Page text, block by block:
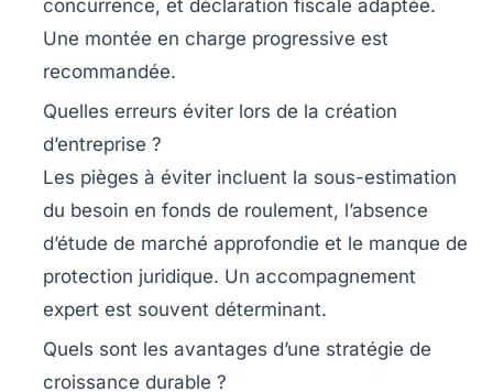
concurrence, et déclaration fiscale adaptée.
Une montée en charge progressive est
recommandée.
Quelles erreurs éviter lors de la création
d’entreprise ?
Les pièges à éviter incluent la sous-estimation
du besoin en fonds de roulement, l’absence
d’étude de marché approfondie et le manque de
protection juridique. Un accompagnement
expert est souvent déterminant.
Quels sont les avantages d’une stratégie de
croissance durable ?